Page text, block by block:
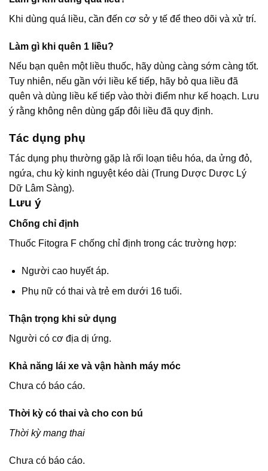
Khi dùng quá liều, cần đến cơ sở y tế để theo dõi và xử trí.
Làm gì khi quên 1 liều?
Nếu bạn quên một liều thuốc, hãy dùng càng sớm càng tốt.
Tuy nhiên, nếu gần với liều kế tiếp, hãy bỏ qua liều đã
quên và dùng liều kế tiếp vào thời điểm như kế hoạch. Lưu
ý rằng không nên dùng gấp đôi liều đã quy định.
Tác dụng phụ
Tác dụng phụ thường gặp là rối loạn tiêu hóa, da ửng đỏ,
ngứa, chu kỳ kinh nguyệt kéo dài (Trung Dược Dược Lý
Dữ Lâm Sàng).
Lưu ý
Chống chỉ định
Thuốc Fitogra F chống chỉ định trong các trường hợp:
Người cao huyết áp.
Phụ nữ có thai và trẻ em dưới 16 tuổi.
Thận trọng khi sử dụng
Người có cơ địa dị ứng.
Khả năng lái xe và vận hành máy móc
Chưa có báo cáo.
Thời kỳ có thai và cho con bú
Thời kỳ mang thai
Chưa có báo cáo.